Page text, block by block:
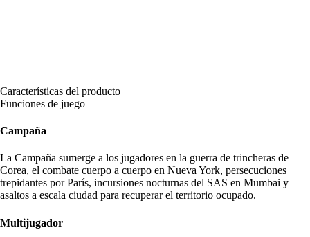
Características del producto
Funciones de juego
Campaña
La Campaña sumerge a los jugadores en la guerra de trincheras de
Corea, el combate cuerpo a cuerpo en Nueva York, persecuciones
trepidantes por París, incursiones nocturnas del SAS en Mumbai y
asaltos a escala ciudad para recuperar el territorio ocupado.
Multijugador